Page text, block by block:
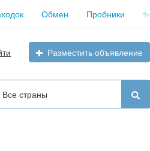
Обмен Пробники ✨
Разместить объявление
Все страны